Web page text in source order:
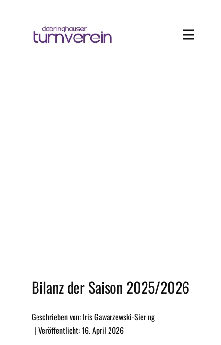
Bilanz der Saison 2025/2026
Geschrieben von: Iris Gawarzewski-Siering
Veröffentlicht: 16. April 2026